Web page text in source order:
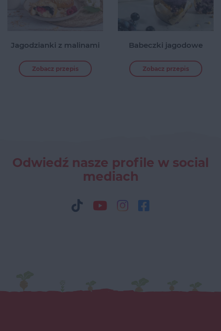
Jagodzianki z malinami
Zobacz przepis
Babeczki jagodowe
Zobacz przepis
Odwiedź nasze profile w social
mediach